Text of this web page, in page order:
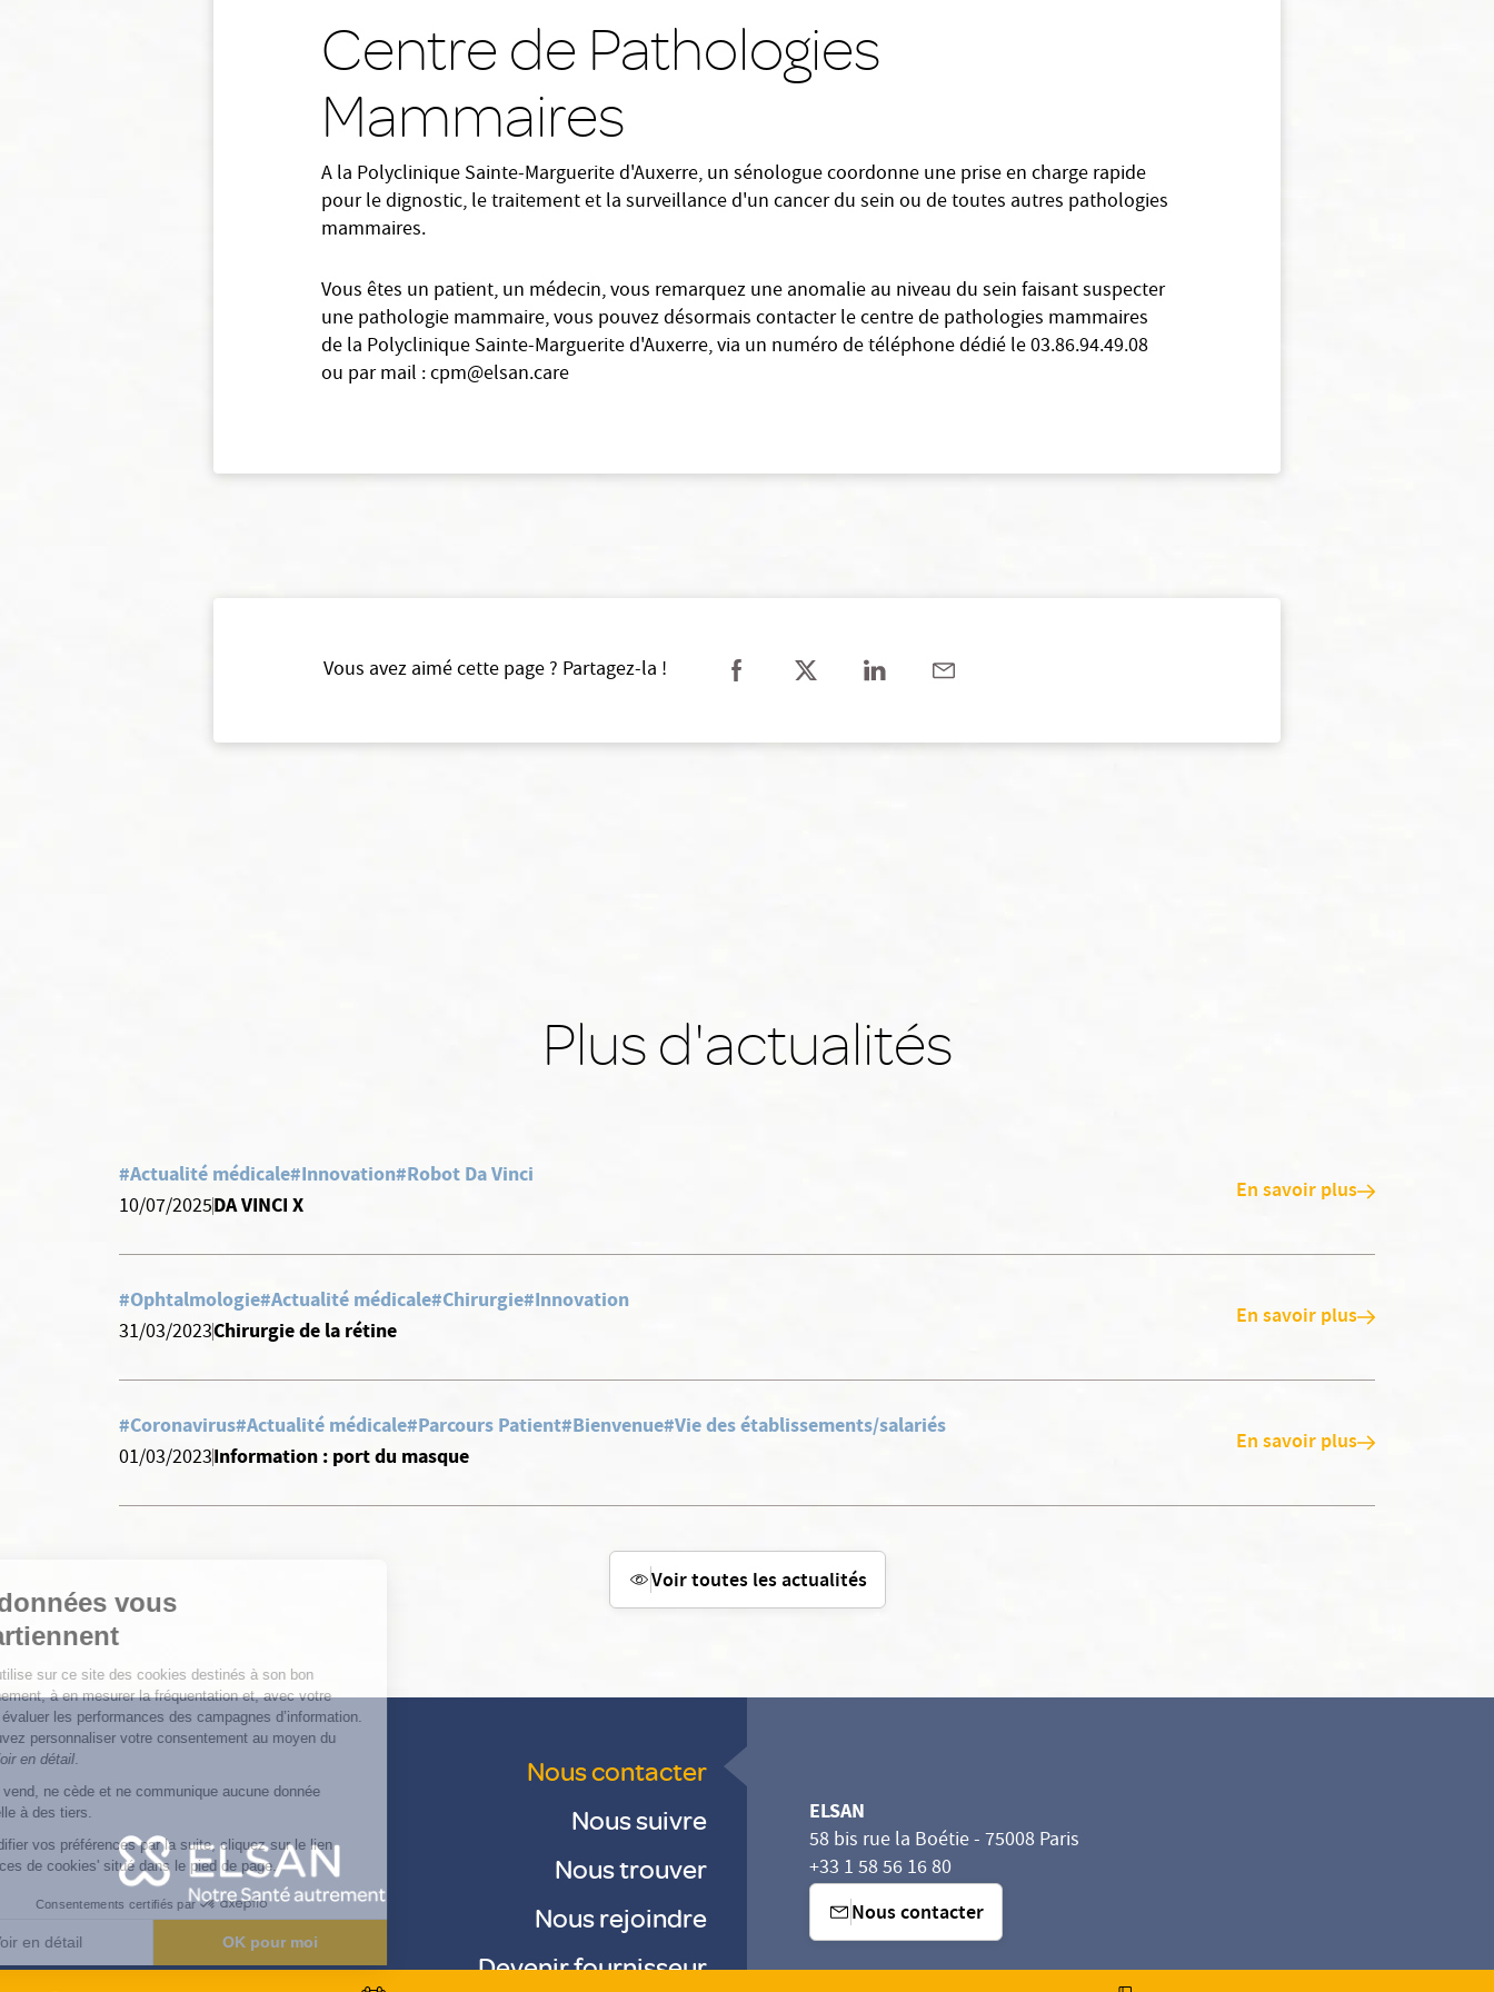
Vos données vous
appartiennent
ELSAN utilise sur ce site des cookies destinés à son bon
fonctionnement, à en mesurer la fréquentation et, avec votre
accord à évaluer les performances des campagnes d’information.
Vous pouvez personnaliser votre consentement au moyen du
bouton
Elsan ne vend, ne cède et ne communique aucune donnée
personnelle à des tiers.
Pour modifier vos préférences par la suite, cliquez sur le lien
'Préférences de cookies' situé dans le pied de page.
Consentements certifiés par
Centre de Pathologies
Mammaires
A la Polyclinique Sainte-Marguerite d'Auxerre, un sénologue coordonne une prise en charge rapide
pour le dignostic, le traitement et la surveillance d'un cancer du sein ou de toutes autres pathologies
mammaires.
Vous êtes un patient, un médecin, vous remarquez une anomalie au niveau du sein faisant suspecter
une pathologie mammaire, vous pouvez désormais contacter le centre de pathologies mammaires
de la Polyclinique Sainte-Marguerite d'Auxerre, via un numéro de téléphone dédié le 03.86.94.49.08
ou par mail : cpm@elsan.care
Vous avez aimé cette page ? Partagez-la !
Plus d'actualités
#Actualité médicale#Innovation#Robot Da Vinci
10/07/2025DA VINCI X En savoir plus
#Ophtalmologie#Actualité médicale#Chirurgie#Innovation
31/03/2023Chirurgie de la rétine En savoir plus
#Coronavirus#Actualité médicale#Parcours Patient#Bienvenue#Vie des établissements/salariés
01/03/2023Information : port du masque En savoir plus
Voir toutes les actualités
Nous contacter
Nous suivre
Nous trouver
Nous rejoindre
Devenir fournisseur
ELSAN
58 bis rue la Boétie - 75008 Paris
+33 1 58 56 16 80
Nous contacter